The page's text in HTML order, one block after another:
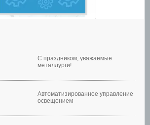
Шкафы управления
С праздником, уважаемые
металлурги!
Автоматизированное управление
освещением